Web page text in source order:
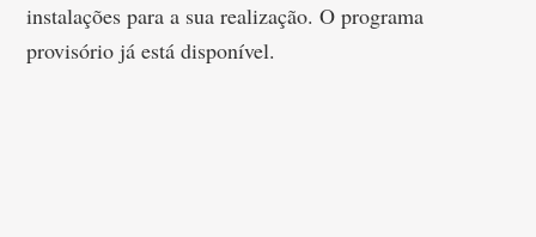
instalações para a sua realização. O programa
provisório já está disponível.